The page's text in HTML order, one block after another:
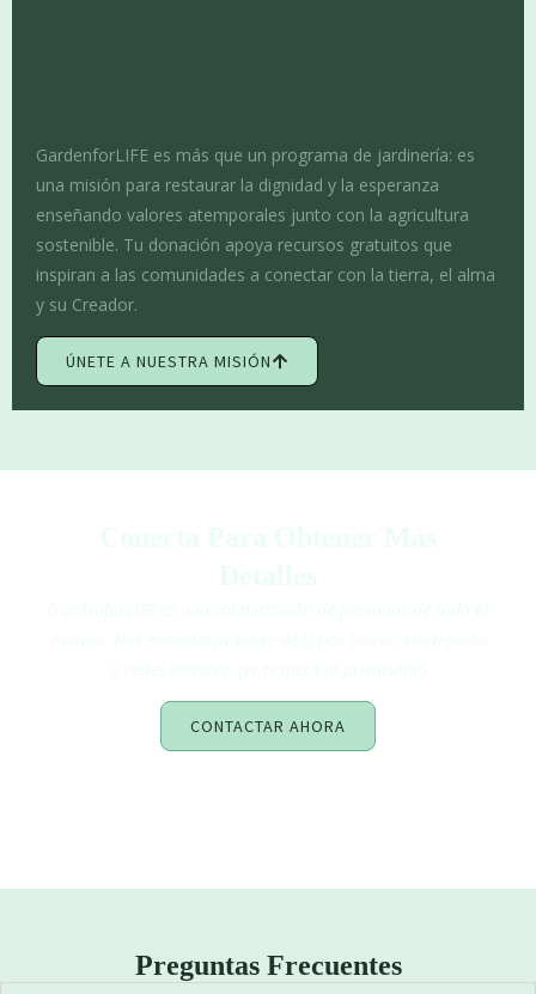
GardenforLIFE es más que un programa de jardinería: es
una misión para restaurar la dignidad y la esperanza
enseñando valores atemporales junto con la agricultura
sostenible. Tu donación apoya recursos gratuitos que
inspiran a las comunidades a conectar con la tierra, el alma
y su Creador.
ÚNETE A NUESTRA MISIÓN
CONTACTAR AHORA
Preguntas Frecuentes